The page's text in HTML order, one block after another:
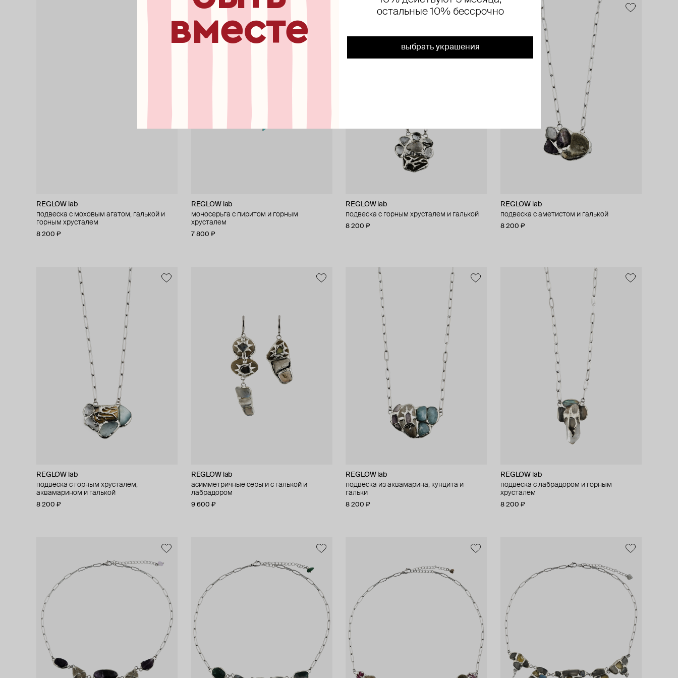
REGLOW lab
подвеска с моховым агатом, галькой и
горным хрусталем
8 200 ₽
REGLOW lab
моносерьга с пиритом и горным
хрусталем
7 800 ₽
REGLOW lab
подвеска с горным хрусталем и галькой
8 200 ₽
REGLOW lab
подвеска с аметистом и галькой
8 200 ₽
REGLOW lab
подвеска с горным хрусталем,
аквамарином и галькой
8 200 ₽
REGLOW lab
асимметричные серьги с галькой и
лабрадором
9 600 ₽
REGLOW lab
подвеска из аквамарина, кунцита и
гальки
8 200 ₽
REGLOW lab
подвеска с лабрадором и горным
хрусталем
8 200 ₽
вместе
остальные 10% бессрочно
выбрать украшения